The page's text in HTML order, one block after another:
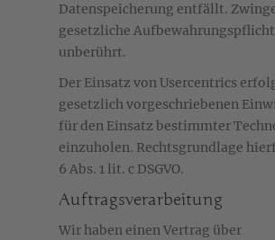
Datenspeicherung entfällt.
gesetzliche
unberührt.
Der Einsatz von Usercentrics
gesetzlich vorgeschriebenen
für den Einsatz bestimmter
einzuholen. Rechtsgrundlage
6 Abs. 1 lit. c DSGVO.
Auftragsverarbeitung
Wir haben einen Vertrag über